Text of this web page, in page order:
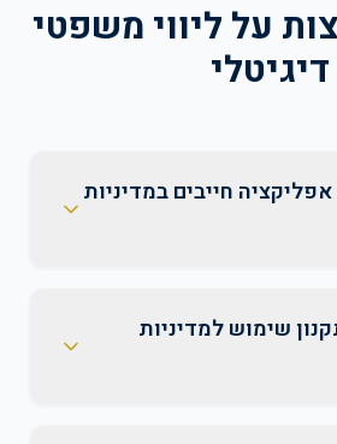
על ליווי משפטי
דיגיטלי
חייבים במדיניות
שימוש למדיניות